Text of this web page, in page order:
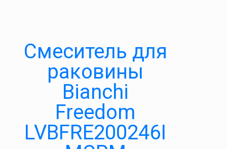
Смеситель для
раковины
Bianchi
Freedom
LVBFRE200246I